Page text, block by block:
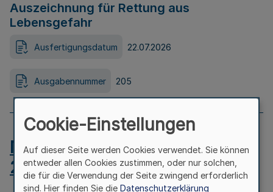
Auszeichnung für Rettung aus
Lebensgefahr
Ausfertigungsdatum 22.07.2026
Ausgabennummer 205
MB.NRW 2026 Nr. 204 vom
24.07.2026
Cookie-Einstellungen
Auf dieser Seite werden Cookies verwendet. Sie können
entweder allen Cookies zustimmen, oder nur solchen,
die für die Verwendung der Seite zwingend erforderlich
sind. Hier finden Sie die Datenschutzerklärung